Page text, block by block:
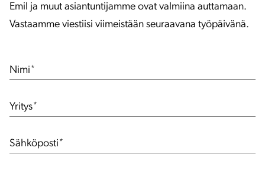
Emil ja muut asiantuntijamme ovat valmiina auttamaan.
Vastaamme viestiisi viimeistään seuraavana työpäivänä.
Nimi *
Yritys*
Sähköposti *